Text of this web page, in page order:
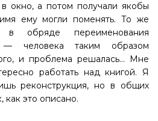
окно, а потом получали якобы
ему могли поменять. То же
в обряде переименования
— человека таким образом
и проблема решалась... Мне
работать над книгой. Я
реконструкция, но в общих
как это описано.